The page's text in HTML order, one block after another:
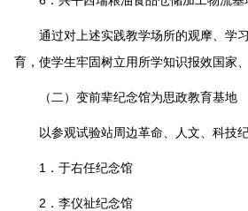
通过对上述实践教学场所的观摩、学习
育，使学生牢固树立用所学知识报效国家
（二）变前辈纪念馆为思政教育基地
以参观试验站周边革命、人文、科技纪
1．于右任纪念馆
2．李仪祉纪念馆